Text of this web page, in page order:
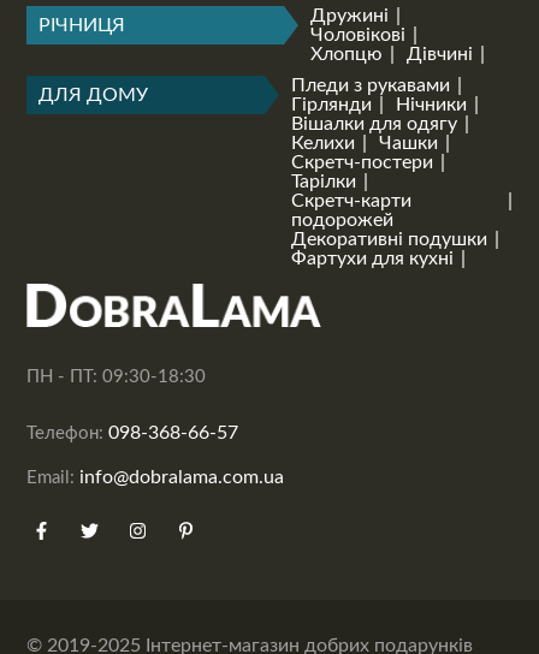
РІЧНИЦЯ
Дружині
Чоловікові
Хлопцю
Дівчині
ДЛЯ ДОМУ
Пледи з рукавами
Гірлянди
Нічники
Вішалки для одягу
Келихи
Чашки
Скретч-постери
Тарілки
Скретч-карти
подорожей
Декоративні подушки
Фартухи для кухні
ПН - ПТ: 09:30-18:30
Телефон:098-368-66-57
Email: info@dobralama.com.ua
© 2019-2025 Інтернет-магазин добрих подарунків